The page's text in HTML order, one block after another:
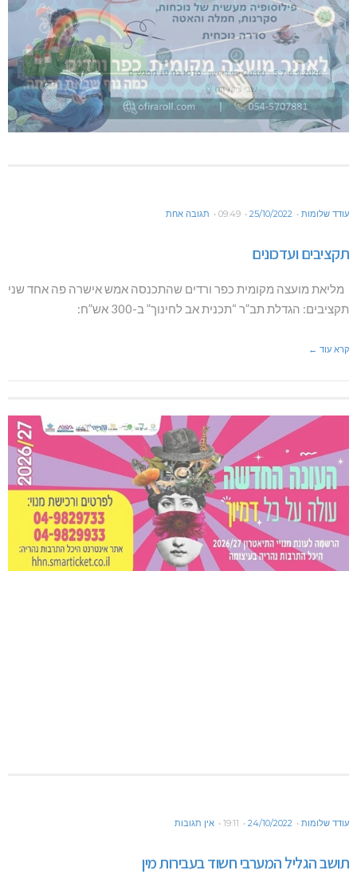
עודד שלומות 25/10/2022
09:49 תגובה אחת
תקציבים ועדכונים
מליאת מועצה מקומית כפר ורדים שהתכנסה אמש אישרה פה אחד שני
תקציבים: הגדלת תב”ר “תכנית אב לחינוך” ב-300 אש”ח:
קרא עוד ←
עודד שלומות 24/10/2022
19:11 אין תגובות
תושב הגליל המערבי חשוד בעבירות מין